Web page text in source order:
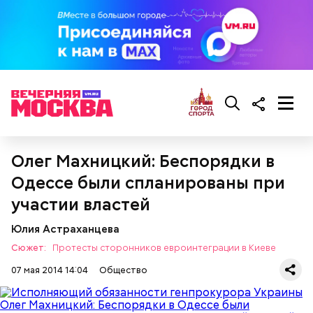
Олег Махницкий: Беспорядки в
Одессе были спланированы при
участии властей
Юлия Астраханцева
Сюжет:
Протесты сторонников евроинтеграции в Киеве
07 мая 2014 14:04
Общество
Множество людей совершают паломнические
поездки, чтобы поклониться мощам Святителя
Николая, которые находятся в Италии. 19 декабря
отмечается Никола Зимний, а 22 мая Никола вешний
обретении его мощей.
и лечо: топ-8 проверенных
Первые блюда